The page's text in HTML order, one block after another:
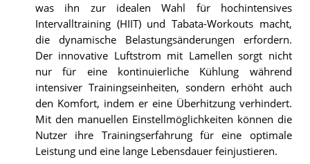
was ihn zur idealen Wahl für hochintensives
Intervalltraining (HIIT) und Tabata-Workouts macht,
die dynamische Belastungsänderungen erfordern.
Der innovative Luftstrom mit Lamellen sorgt nicht
nur für eine kontinuierliche Kühlung während
intensiver Trainingseinheiten, sondern erhöht auch
den Komfort, indem er eine Überhitzung verhindert.
Mit den manuellen Einstellmöglichkeiten können die
Nutzer ihre Trainingserfahrung für eine optimale
Leistung und eine lange Lebensdauer feinjustieren.